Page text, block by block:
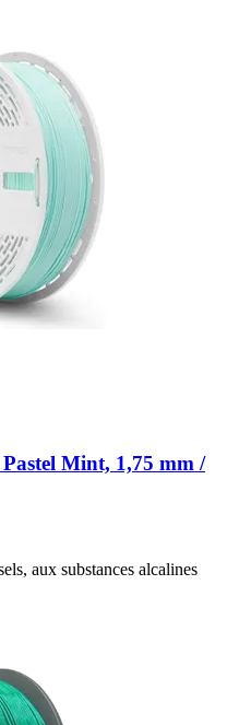
Mint, 1,75 mm /
aux substances alcalines